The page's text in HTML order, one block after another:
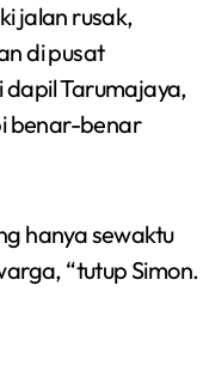
jalan rusak,
di pusat
Tarumajaya,
benar-benar
hanya sewaktu
“tutup Simon.